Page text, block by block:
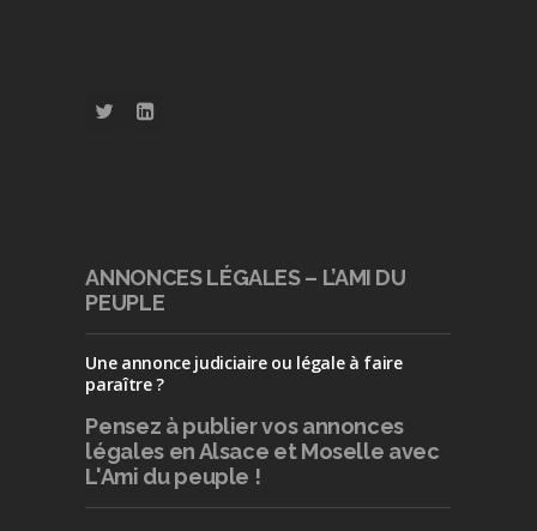
ANNONCES LÉGALES – L’AMI DU
PEUPLE
Une annonce judiciaire ou légale à faire
paraître ?
Pensez à publiervos annonces
légales en Alsace et Moselle avec
L'Ami du peuple !